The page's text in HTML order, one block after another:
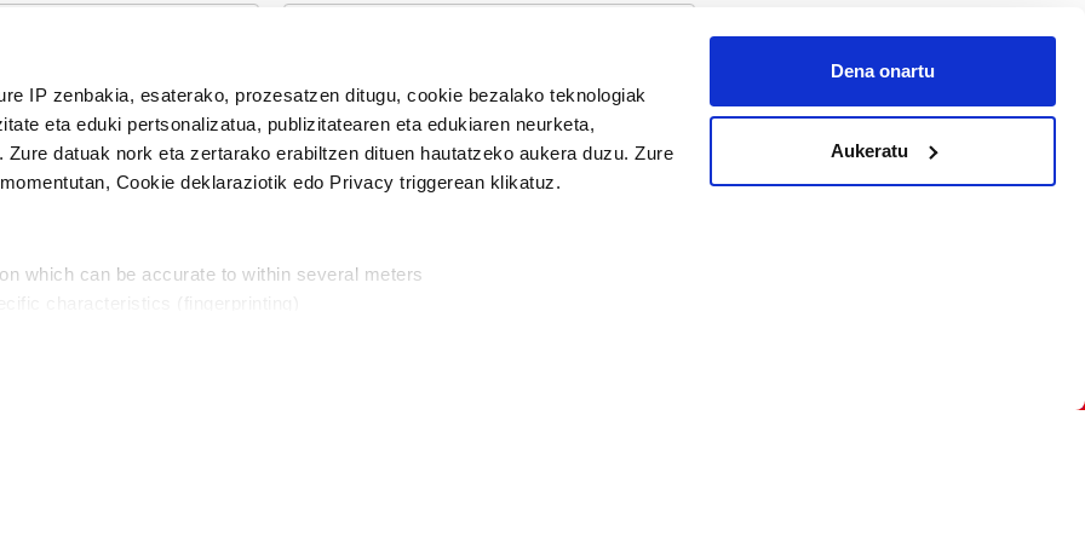
IP zenbakia, esaterako, prozesatzen ditugu, cookie bezalako teknologiak
eta eduki pertsonalizatua, publizitatearen eta edukiaren neurketa,
datuak nork eta zertarako erabiltzen dituen hautatzeko aukera duzu. Zure
Cookie deklaraziotik edo Privacy triggerean klikatuz.
which can be accurate to within several meters
Dena onartu
Aukeratu
Harpidetu
modu librean kontatzea da gure eginkizuna. Horretarako zure ekarpena